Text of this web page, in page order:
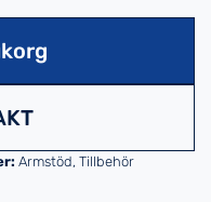
Armstöd, Tillbehör